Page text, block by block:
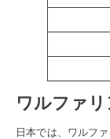
ワルファ
日本では、ワルフ